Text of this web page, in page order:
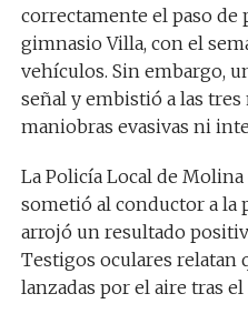
correctamente el paso de
gimnasio Villa, con el
vehículos. Sin embargo,
señal y embistió a las
maniobras evasivas ni
La Policía Local de
sometió al conductor a la
arrojó un resultado
Testigos oculares relatan
lanzadas por el aire tras